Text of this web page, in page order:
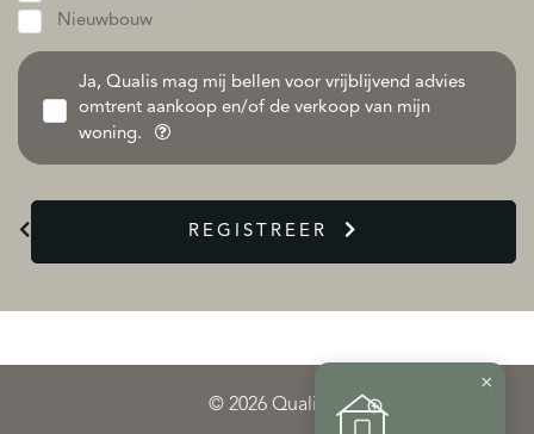
Nieuwbouw
Ja, Qualis mag mij bellen voor vrijblijvend advies
omtrent aankoop en/of de verkoop van mijn
woning.
REGISTREER
© 2026 Qualis
×